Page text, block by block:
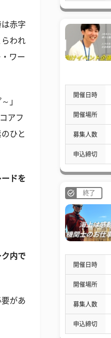
赤字
われ
ワー
」
アフ
ひと
ドを
内で
があ
開催日時
開催場所
募集人数
申込締切
終了
開催日時
開催場所
募集人数
申込締切